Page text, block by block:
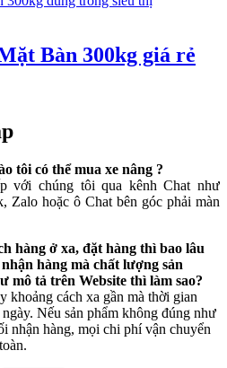
Bàn 300kg giá rẻ
tôi có thể mua xe nâng ?
với chúng tôi qua kênh Chat như
Zalo hoặc ô Chat bên góc phải màn
hàng ở xa, đặt hàng thì bao lâu
hàng mà chất lượng sản
mô tả trên Website thì làm sao?
khoảng cách xa gần mà thời gian
Nếu sản phẩm không đúng như
nhận hàng, mọi chi phí vận chuyển